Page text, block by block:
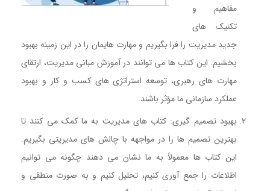
مفاهیم و
تکنیک های
جدید مدیریت را فرا بگیریم و مهارت هایمان را در این زمینه بهبود
بخشیم. این کتاب ها می توانند در آموزش مبانی مدیریت، ارتقای
مهارت های رهبری، توسعه استراتژی های کسب و کار و بهبود
عملکرد سازمانی ما مؤثر باشند.
بهبود تصمیم گیری: کتاب های مدیریت به ما کمک می کنند تا
بهترین تصمیم ها را در مواجهه با چالش های مدیریتی بگیریم.
این کتاب ها معمولاً به ما نشان می دهند چگونه می توانیم
اطلاعات را جمع آوری کنیم، تحلیل کنیم و به صورت منطقی و